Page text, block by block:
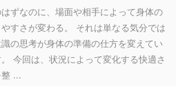
ずなのに、場面や相手によって身体の
すさが変わる。 それは単なる気分では
の思考が身体の準備の仕方を変えてい
今回は、状況によって変化する快適さ
...